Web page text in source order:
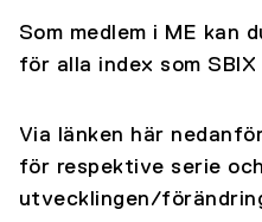
Som medlem i ME kan
för alla index som
Via länken här
för respektive serie och
utvecklingen/